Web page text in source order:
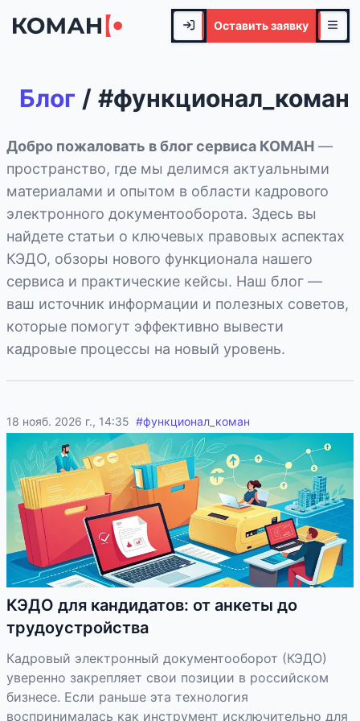
Оставить заявку
Блог / #функционал_коман
Добро пожаловать в блог сервиса КОМАН —
пространство, где мы делимся актуальными
материалами и опытом в области кадрового
электронного документооборота. Здесь вы
найдете статьи о ключевых правовых аспектах
КЭДО, обзоры нового функционала нашего
сервиса и практические кейсы. Наш блог —
ваш источник информации и полезных советов,
которые помогут эффективно вывести
кадровые процессы на новый уровень.
18 нояб. 2026 г., 14:35 #функционал_коман
КЭДО для кандидатов: от анкеты до
трудоустройства
Кадровый электронный документооборот (КЭДО)
уверенно закрепляет свои позиции в российском
бизнесе. Если раньше эта технология
воспринималась как инструмент исключительно для